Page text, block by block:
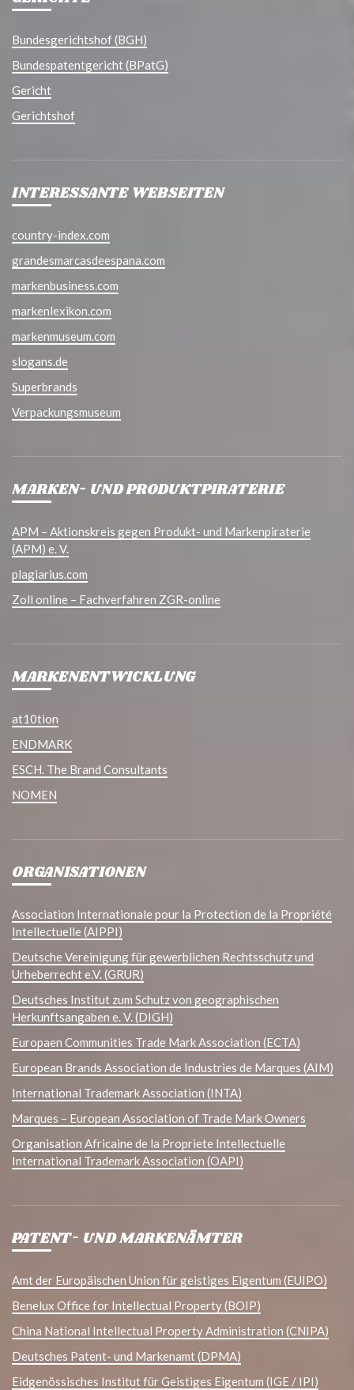
Bundesgerichtshof (BGH)
Bundespatentgericht (BPatG)
Gericht
Gerichtshof
INTERESSANTE WEBSEITEN
country-index.com
grandesmarcasdeespana.com
markenbusiness.com
markenlexikon.com
markenmuseum.com
slogans.de
Superbrands
Verpackungsmuseum
MARKEN- UND PRODUKTPIRATERIE
APM – Aktionskreis gegen Produkt- und Markenpiraterie
(APM) e. V.
plagiarius.com
Zoll online – Fachverfahren ZGR-online
MARKENENTWICKLUNG
at10tion
ENDMARK
ESCH. The Brand Consultants
NOMEN
ORGANISATIONEN
Association Internationale pour la Protection de la Propriété
Intellectuelle (AIPPI)
Deutsche Vereinigung für gewerblichen Rechtsschutz und
Urheberrecht e.V. (GRUR)
Deutsches Institut zum Schutz von geographischen
Herkunftsangaben e. V. (DIGH)
Europaen Communities Trade Mark Association (ECTA)
European Brands Association de Industries de Marques (AIM)
International Trademark Association (INTA)
Marques – European Association of Trade Mark Owners
Organisation Africaine de la Propriete Intellectuelle
International Trademark Association (OAPI)
PATENT- UND MARKENÄMTER
Amt der Europäischen Union für geistiges Eigentum (EUIPO)
Benelux Office for Intellectual Property (BOIP)
China National Intellectual Property Administration (CNIPA)
Deutsches Patent- und Markenamt (DPMA)
Eidgenössisches Institut für Geistiges Eigentum (IGE / IPI)